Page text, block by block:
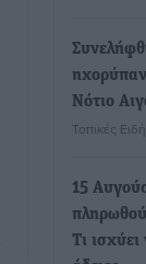
Νότιο
Τοπικές
15
Τι